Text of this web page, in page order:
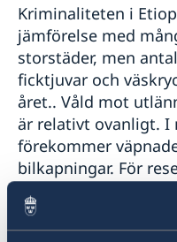
Förnyelse av pass för
Förnyelse av pass för
Ansökan om första
Provisoriskt pass
Samordningsnummer
Svenskt
Dubbelt
Registrera nyfödd
Avgifter i Etiopien
Akut hjälp i Etiopien
Gifta sig i Etiopien
Legaliseringar i
Aktuella händelser
Allmänna
Terrorism
Naturförhållanden
In- och
Hälso- och sjukvård
Lokala lagar och
Kriminalitet och
Trafiksäkerhet
Resa i landet
Om olyckan är framme
Kriminaliteten i
jämförelse med
storstäder, men
ficktjuvar och
året.. Våld mot
är relativt ovanligt. I
förekommer
bilkapningar. För
säkerhet
Iaktta allmän